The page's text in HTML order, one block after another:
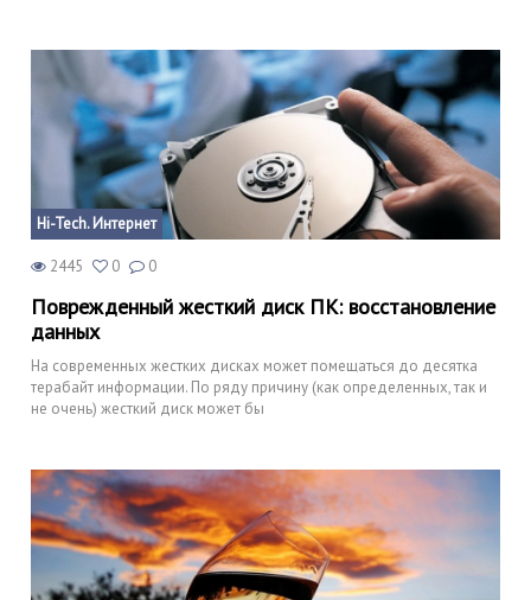
Hi-Tech. Интернет
2445 0 0
Поврежденный жесткий диск ПК: восстановление
данных
На современных жестких дисках может помещаться до десятка
терабайт информации. По ряду причину (как определенных, так и
не очень) жесткий диск может бы